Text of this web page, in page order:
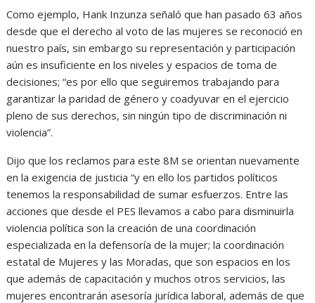
Como ejemplo, Hank Inzunza señaló que han pasado 63 años
desde que el derecho al voto de las mujeres se reconoció en
nuestro país, sin embargo su representación y participación
aún es insuficiente en los niveles y espacios de toma de
decisiones; “es por ello que seguiremos trabajando para
garantizar la paridad de género y coadyuvar en el ejercicio
pleno de sus derechos, sin ningún tipo de discriminación ni
violencia”.
Dijo que los reclamos para este 8M se orientan nuevamente
en la exigencia de justicia “y en ello los partidos políticos
tenemos la responsabilidad de sumar esfuerzos. Entre las
acciones que desde el PES llevamos a cabo para disminuirla
violencia política son la creación de una coordinación
especializada en la defensoría de la mujer; la coordinación
estatal de Mujeres y las Moradas, que son espacios en los
que además de capacitación y muchos otros servicios, las
mujeres encontrarán asesoría jurídica laboral, además de que